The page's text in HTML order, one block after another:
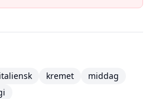
italiensk kremet
middag